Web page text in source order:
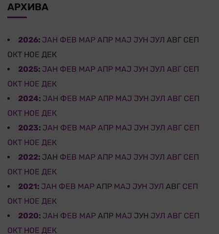
АРХИВА
2026: ЈАН ФЕВ МАР АПР МАЈ ЈУН ЈУЛ АВГ СЕП
ОКТ НОЕ ДЕК
2025: ЈАН ФЕВ МАР АПР МАЈ ЈУН ЈУЛ АВГ СЕП
ОКТ НОЕ ДЕК
2024: ЈАН ФЕВ МАР АПР МАЈ ЈУН ЈУЛ АВГ СЕП
ОКТ НОЕ ДЕК
2023: ЈАН ФЕВ МАР АПР МАЈ ЈУН ЈУЛ АВГ СЕП
ОКТ НОЕ ДЕК
2022: ЈАН ФЕВ МАР АПР МАЈ ЈУН ЈУЛ АВГ СЕП
ОКТ НОЕ ДЕК
2021: ЈАН ФЕВ МАР АПР МАЈ ЈУН ЈУЛ АВГ СЕП
ОКТ НОЕ ДЕК
2020: ЈАН ФЕВ МАР АПР МАЈ ЈУН ЈУЛ АВГ СЕП
ОКТ НОЕ ДЕК